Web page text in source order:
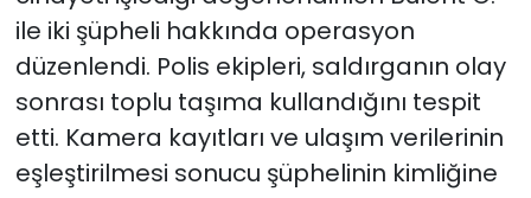
ile iki şüpheli hakkında operasyon
düzenlendi. Polis ekipleri, saldırganın olay
sonrası toplu taşıma kullandığını tespit
etti. Kamera kayıtları ve ulaşım verilerinin
eşleştirilmesi sonucu şüphelinin kimliğine